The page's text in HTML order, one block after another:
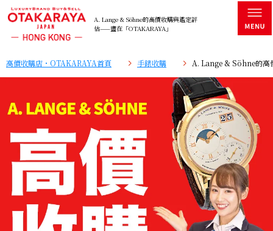
A. Lange & Söhne的高價收購與鑑定評
估——盡在「OTAKARAYA」
高價收購店・OTAKARAYA首頁 手錶收購 A. Lange & Söhne的高